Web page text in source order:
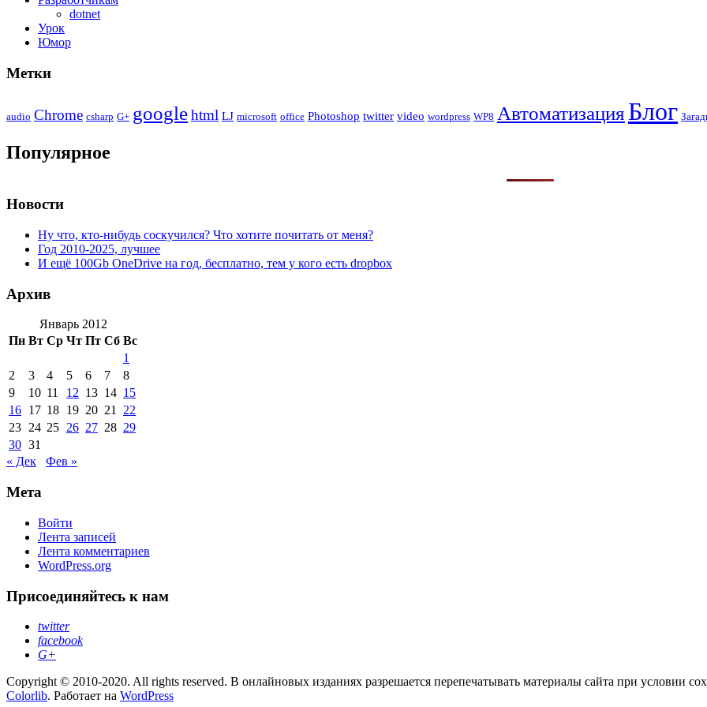
dotnet
Урок
Юмор
Метки
audio Chrome csharp G+ googlehtml LJ microsoft office Photoshop twitter video wordpress WP8 Автоматизация Блог
Популярное
Новости
Ну что, кто-нибудь соскучился? Что хотите почитать от меня?
Год 2010-2025, лучшее
И ещё 100Gb OneDrive на год, бесплатно, тем у кого есть dropbox
Архив
Январь 2012
Пн Вт Ср Чт Пт Сб Вс
1
2
3 4 5 6 7
8
9
10 11 12 13 14 15
16 17 18 19 20 21
22
23 24 25 26 27 28 29
30 31
« Дек
Фев »
Мета
Войти
Лента записей
Лента комментариев
WordPress.org
Присоединяйтесь к нам
twitter
facebook
G+
Copyright © 2010-2020. All rights reserved. В онлайновых изданиях разрешается перепечатывать материалы сайта при условии
Colorlib. Работает на WordPress